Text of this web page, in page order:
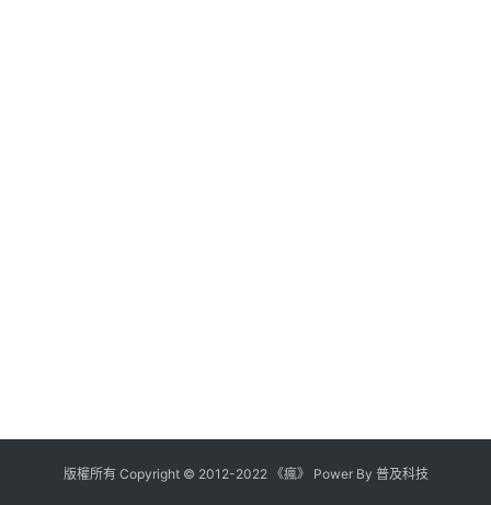
版權所有 Copyright © 2012-2022《瘋》 Power By 普及科技